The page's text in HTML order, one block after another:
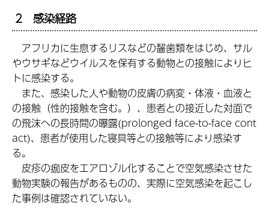
2 感染経路
アフリカに生息するリスなどの齧歯類をはじめ、サル
やウサギなどウイルスを保有する動物との接触によりヒ
トに感染する。
また、感染した人や動物の皮膚の病変・体液・血液と
の接触（性的接触を含む。）、患者との接近した対面で
の飛沫への長時間の曝露(prolonged face-to-face cont
act)、患者が使用した寝具等との接触等により感染す
る。
皮疹の痂皮をエアロゾル化することで空気感染させた
動物実験の報告があるものの、実際に空気感染を起こし
た事例は確認されていない。